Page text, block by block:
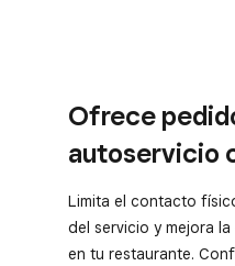
Ofrece
autoservicio
Limita el contacto
del servicio y mejora
en tu restaurante.